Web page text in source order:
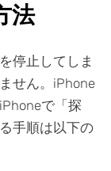
法
停止してしま
せん。iPhone
で「探
手順は以下の